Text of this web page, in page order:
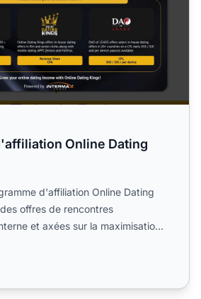
Online Dating
d'affiliation Online Dating
offres de rencontres
et axées sur la maximisation